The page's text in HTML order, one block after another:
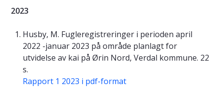
2023
Husby, M. Fugleregistreringer i perioden april
2022 -januar 2023 på område planlagt for
utvidelse av kai på Ørin Nord, Verdal kommune. 22
s.
Rapport 1 2023 i pdf-format